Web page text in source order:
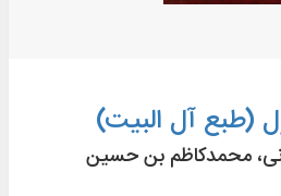
(طبع آل البيت)
محمدکاظم بن حسین